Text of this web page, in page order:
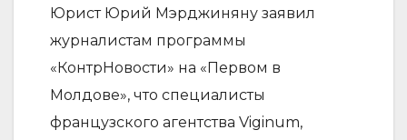
Юрист Юрий Мэрджиняну заявил
журналистам программы
«КонтрНовости» на «Первом в
Молдове», что специалисты
французского агентства Viginum,